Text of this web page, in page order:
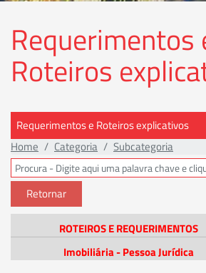
Requerimentos
Roteiros
Requerimentos e Roteiros explicativos
Home
Categoria Subcategoria
Retornar
ROTEIROS E REQUERIMENTOS
Imobiliária - Pessoa Jurídica